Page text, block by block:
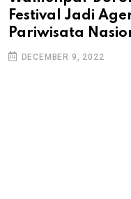
Festival Jadi
Pariwisata
DECEMBER 9, 2022